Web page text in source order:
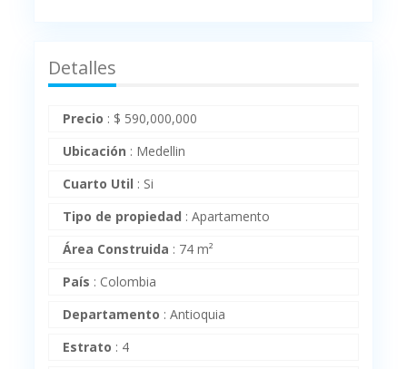
Detalles
Precio : $ 590,000,000
Ubicación : Medellin
Cuarto Util : Si
Tipo de propiedad :Apartamento
Área Construida : 74 m²
País : Colombia
Departamento :Antioquia
Estrato : 4